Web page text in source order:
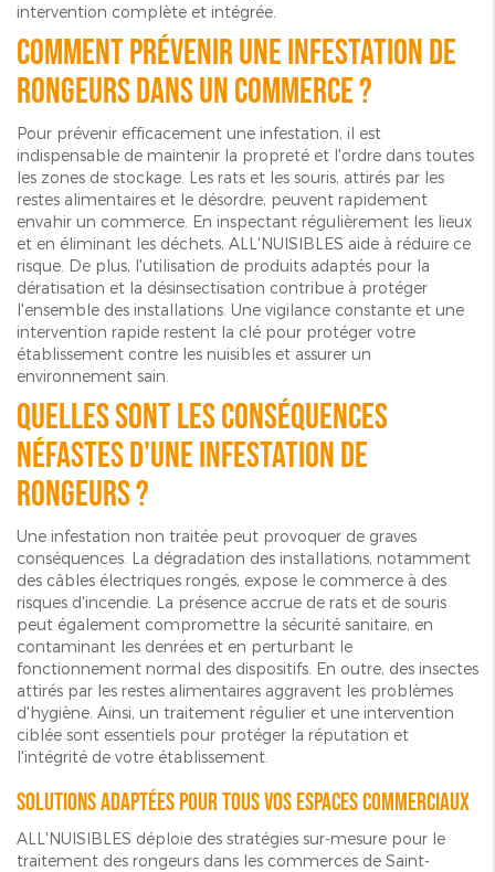
intervention complète et intégrée.
Comment prévenir une infestation de
rongeurs dans un commerce ?
Pour prévenir efficacement une infestation, il est
indispensable de maintenir la propreté et l'ordre dans toutes
les zones de stockage. Les rats et les souris, attirés par les
restes alimentaires et le désordre, peuvent rapidement
envahir un commerce. En inspectant régulièrement les lieux
et en éliminant les déchets, ALL'NUISIBLES aide à réduire ce
risque. De plus, l'utilisation de produits adaptés pour la
dératisation et la désinsectisation contribue à protéger
l'ensemble des installations. Une vigilance constante et une
intervention rapide restent la clé pour protéger votre
établissement contre les nuisibles et assurer un
environnement sain.
Quelles sont les conséquences
néfastes d'une infestation de
rongeurs ?
Une infestation non traitée peut provoquer de graves
conséquences. La dégradation des installations, notamment
des câbles électriques rongés, expose le commerce à des
risques d'incendie. La présence accrue de rats et de souris
peut également compromettre la sécurité sanitaire, en
contaminant les denrées et en perturbant le
fonctionnement normal des dispositifs. En outre, des insectes
attirés par les restes alimentaires aggravent les problèmes
d'hygiène. Ainsi, un traitement régulier et une intervention
ciblée sont essentiels pour protéger la réputation et
l'intégrité de votre établissement.
Solutions adaptées pour tous vos espaces commerciaux
ALL'NUISIBLES déploie des stratégies sur-mesure pour le
traitement des rongeurs dans les commerces de Saint-